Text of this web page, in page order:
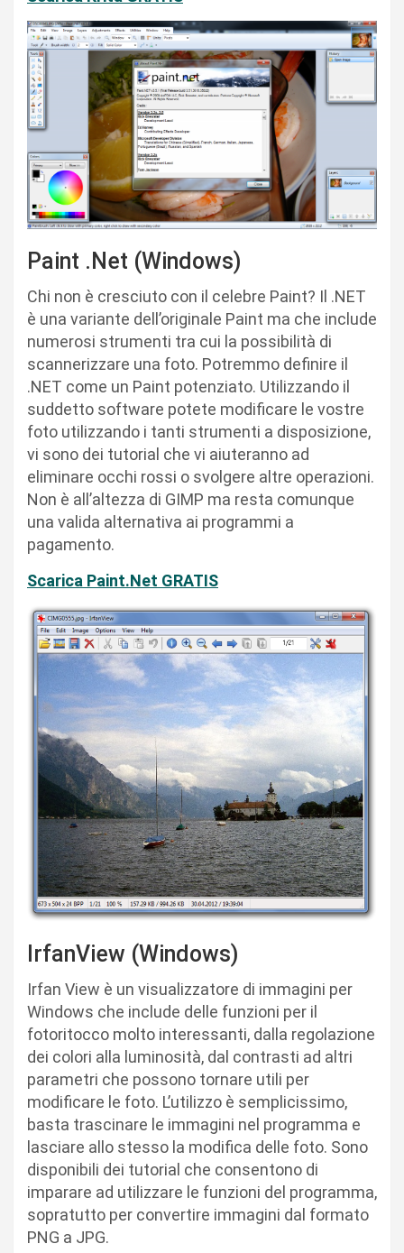
Paint .Net (Windows)
Chi non è cresciuto con il celebre Paint? Il .NET
è una variante dell’originale Paint ma che include
numerosi strumenti tra cui la possibilità di
scannerizzare una foto. Potremmo definire il
.NET come un Paint potenziato. Utilizzando il
suddetto software potete modificare le vostre
foto utilizzando i tanti strumenti a disposizione,
vi sono dei tutorial che vi aiuteranno ad
eliminare occhi rossi o svolgere altre operazioni.
Non è all’altezza di GIMP ma resta comunque
una valida alternativa ai programmi a
pagamento.
Scarica Paint.Net GRATIS
IrfanView (Windows)
Irfan View è un visualizzatore di immagini per
Windows che include delle funzioni per il
fotoritocco molto interessanti, dalla regolazione
dei colori alla luminosità, dal contrasti ad altri
parametri che possono tornare utili per
modificare le foto. L’utilizzo è semplicissimo,
basta trascinare le immagini nel programma e
lasciare allo stesso la modifica delle foto. Sono
disponibili dei tutorial che consentono di
imparare ad utilizzare le funzioni del programma,
sopratutto per convertire immagini dal formato
PNG a JPG.